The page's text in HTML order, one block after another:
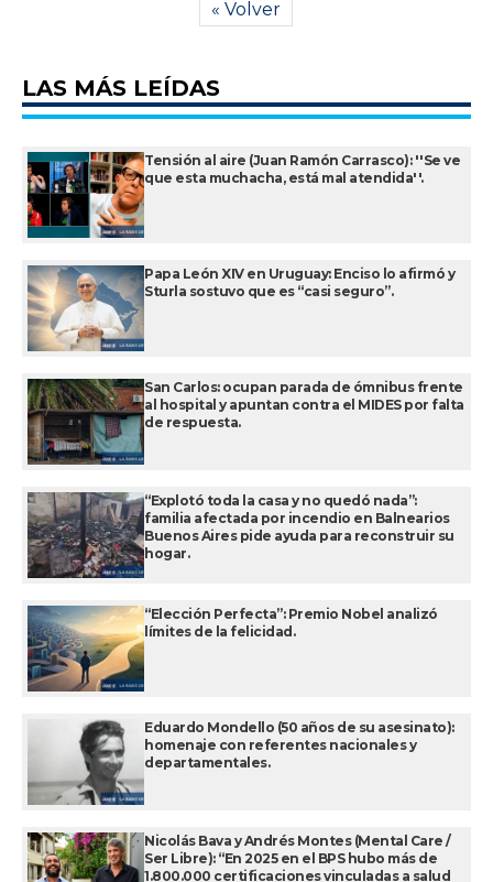
« Volver
LAS MÁS LEÍDAS
Tensión al aire (Juan Ramón Carrasco): ''Se ve
que esta muchacha, está mal atendida''.
Papa León XIV en Uruguay: Enciso lo afirmó y
Sturla sostuvo que es “casi seguro”.
San Carlos: ocupan parada de ómnibus frente
al hospital y apuntan contra el MIDES por falta
de respuesta.
“Explotó toda la casa y no quedó nada”:
familia afectada por incendio en Balnearios
Buenos Aires pide ayuda para reconstruir su
hogar.
“Elección Perfecta”: Premio Nobel analizó
límites de la felicidad.
Eduardo Mondello (50 años de su asesinato):
homenaje con referentes nacionales y
departamentales.
Nicolás Bava y Andrés Montes (Mental Care /
Ser Libre): “En 2025 en el BPS hubo más de
1.800.000 certificaciones vinculadas a salud